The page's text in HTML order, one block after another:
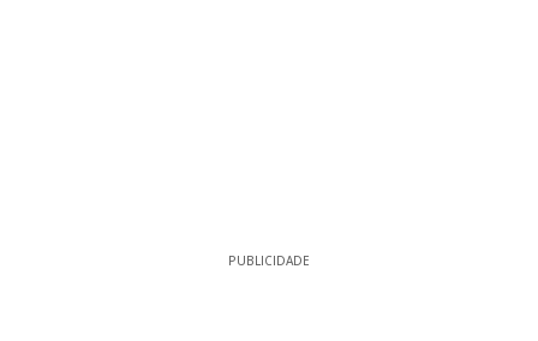
PUBLICIDADE